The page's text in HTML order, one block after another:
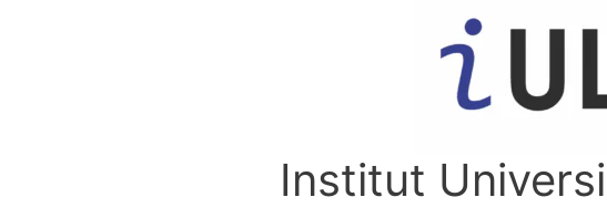
Institut